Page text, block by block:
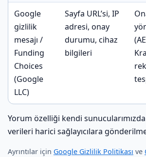
Google
gizlilik
mesajı /
Funding
Choices
(Google
LLC)
Sayfa URL’si, IP
adresi, onay
durumu, cihaz
bilgileri
Yorum özelliği kendi sunucularımızda
verileri harici sağlayıcılara
Ayrıntılar için Google Gizlilik Politikası ve